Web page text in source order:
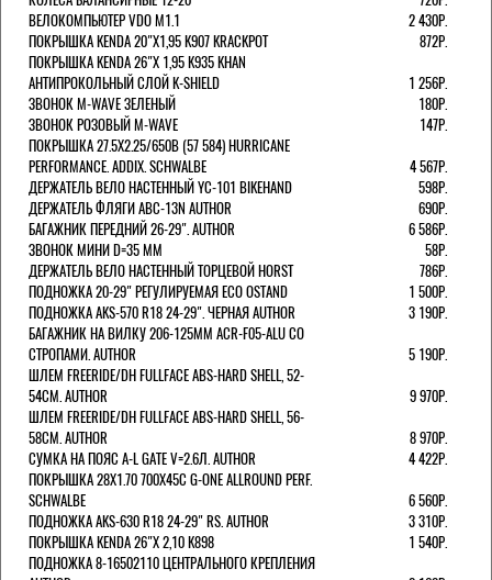
ВЕЛОКОМПЬЮТЕР VDO M1.1
2 430Р.
ПОКРЫШКА KENDA 20"Х1,95 K907 KRACKPOT
872Р.
ПОКРЫШКА KENDA 26"Х 1,95 K935 KHAN
АНТИПРОКОЛЬНЫЙ СЛОЙ K-SHIELD
1 256Р.
ЗВОНОК M-WAVE ЗЕЛЕНЫЙ
180Р.
ЗВОНОК РОЗОВЫЙ M-WAVE
147Р.
ПОКРЫШКА 27.5X2.25/650B (57 584) HURRICANE
PERFORMANCE. ADDIX. SCHWALBE
4 567Р.
ДЕРЖАТЕЛЬ ВЕЛО НАСТЕННЫЙ YC-101 BIKEHAND
598Р.
ДЕРЖАТЕЛЬ ФЛЯГИ ABC-13N AUTHOR
690Р.
БАГАЖНИК ПЕРЕДНИЙ 26-29". AUTHOR
6 586Р.
ЗВОНОК МИНИ D=35 ММ
58Р.
ДЕРЖАТЕЛЬ ВЕЛО НАСТЕННЫЙ ТОРЦЕВОЙ HORST
786Р.
ПОДНОЖКА 20-29" РЕГУЛИРУЕМАЯ ECO OSTAND
1 500Р.
ПОДНОЖКА AKS-570 R18 24-29". ЧЕРНАЯ AUTHOR
3 190Р.
БАГАЖНИК НА ВИЛКУ 206-125ММ ACR-F05-ALU СО
СТРОПАМИ. AUTHOR
5 190Р.
ШЛЕМ FREERIDE/DH FULLFACE ABS-HARD SHELL, 52-
54СМ. AUTHOR
9 970Р.
ШЛЕМ FREERIDE/DH FULLFACE ABS-HARD SHELL, 56-
58СМ. AUTHOR
8 970Р.
СУМКА НА ПОЯС A-L GATE V=2.6Л. AUTHOR
4 422Р.
ПОКРЫШКА 28X1.70 700X45C G-ONE ALLROUND PERF.
SCHWALBE
6 560Р.
ПОДНОЖКА AKS-630 R18 24-29" RS. AUTHOR
3 310Р.
ПОКРЫШКА KENDA 26"Х 2,10 K898
1 540Р.
ПОДНОЖКА 8-16502110 ЦЕНТРАЛЬНОГО КРЕПЛЕНИЯ